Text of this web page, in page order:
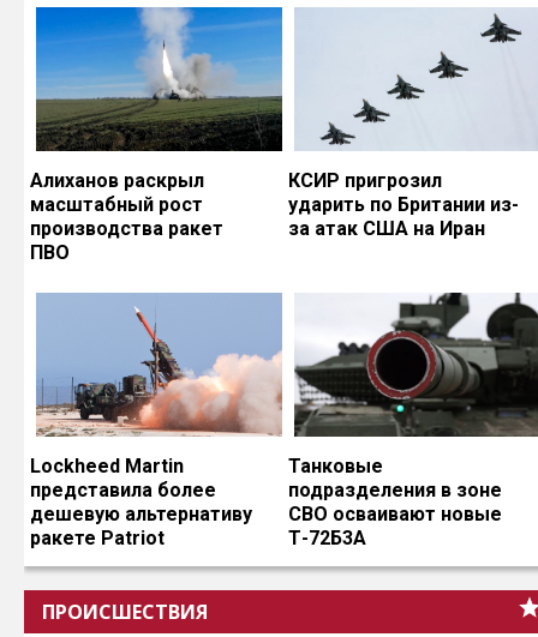
Алиханов раскрыл
масштабный рост
производства ракет
ПВО
КСИР пригрозил
ударить по Британии из-
за атак США на Иран
Lockheed Martin
представила более
дешевую альтернативу
ракете Patriot
Танковые
подразделения в зоне
СВО осваивают новые
Т-72Б3А
ПРОИСШЕСТВИЯ